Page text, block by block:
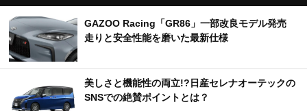
GAZOO Racing「GR86」一部改良モデル発売
走りと安全性能を磨いた最新仕様
美しさと機能性の両立!?日産セレナオーテックの
SNSでの絶賛ポイントとは？